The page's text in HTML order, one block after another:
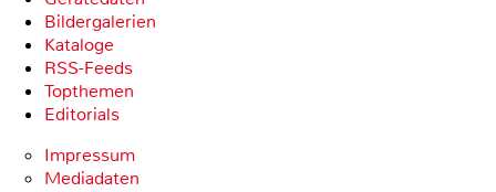
Bildergalerien
Kataloge
RSS-Feeds
Topthemen
Editorials
Impressum
Mediadaten